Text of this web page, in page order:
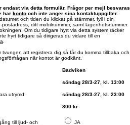
endast via detta formulär. Frågor per mejl besvaras
har konto och inte anger sina kontaktuppgifter.
och tiden du klickat på stämmer, fyll i din
postadress, ditt mobilnummer, samt lägenhetsnummer
Om du tidigare hyrt via detta system räcker
hyrt tidigare så dirigeras du vidare till en
tvungen att registrera dig så får du komma tillbaka och
när kontot är godkänt.
Badviken
söndag 28/3-27, kl. 13:00
utrymd söndag 28/3-27, kl. 23:00
800 kr
till ljud- och
JA